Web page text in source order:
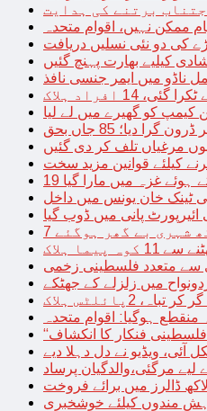
ممکن نہیں، اقوام متحدہ
کی دو نئی نسلیں دریافت
کیلیے بھارت پہنچ گئیں
ناڈو میں ایمر جنسی نافذ
افراد ہلاک
کیمپ کو گھیرے میں لے لیا
دیا؛ 85 جاں بحق
مرغیاں تلف کر دی گئیں
کیلئے قوانین مزید سخت
ہوئے غزہ میں مارا گیا
ائیرپورٹ پانی میں ڈوب گیا
پیما ہلاک
سے متعدد فلسطینی زخمی
میں زلزلے کے جھٹکے
2پائلٹس ہلاک
ہوگیا: اقوام متحدہ
فلسطینی فنکار کا انکشاف
آئی، ویڈیو نے دل دہلا دیے
مرگئی،والدگیان پرساد
مندوں کیلئے خوشخبری